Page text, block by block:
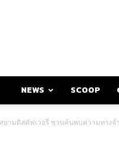
NEWS SCOOP
สยามดิสคัฟเวอรี่ ชวนค้นพบความทรงจำ